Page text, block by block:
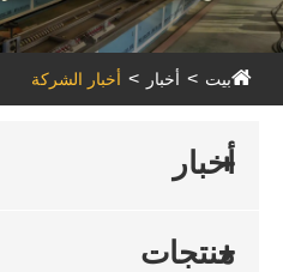
بيت أخبار أخبار الشركة
أخبار
منتجات